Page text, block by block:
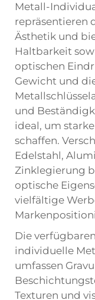
Metall-
repräsentieren
Ästhetik und
Haltbarkeit
optischen
Gewicht und
und
ideal, um
schaffen.
Edelstahl,
Zinklegierung
optische
vielfältige
Die
individuelle
umfassen
Texturen und